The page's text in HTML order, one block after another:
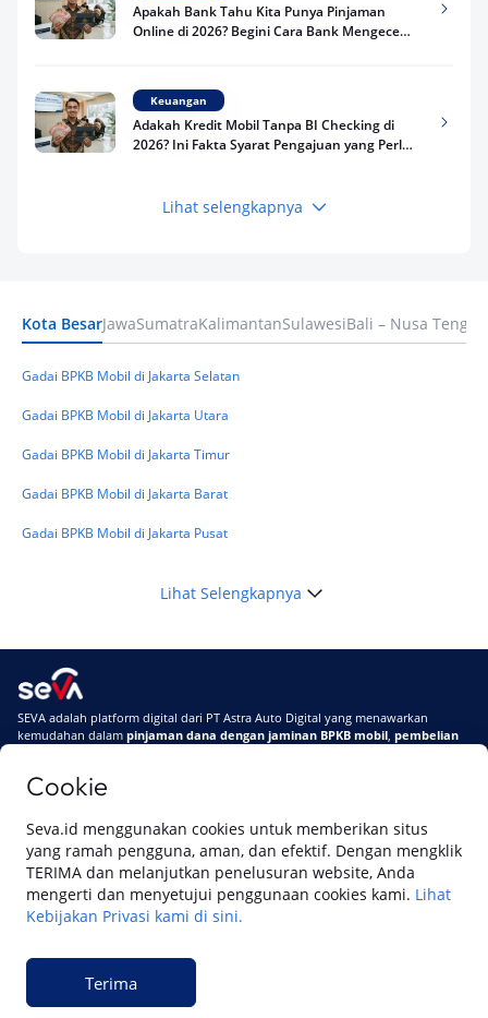
Cookie
Seva.id menggunakan cookies untuk memberikan situs
yang ramah pengguna, aman, dan efektif. Dengan mengklik
TERIMA dan melanjutkan penelusuran website, Anda
mengerti dan menyetujui penggunaan cookies kami. Lihat
Kebijakan Privasi kami di sini.
Terima
Apakah Bank Tahu Kita Punya Pinjaman
Online di 2026? Begini Cara Bank Mengecek
Keuangan
Adakah Kredit Mobil Tanpa BI Checking di
2026? Ini Fakta Syarat Pengajuan yang Perlu
Keuangan
Keuangan
Masuk BI Checking? Simak Peraturan
Lihat selengkapnya
Kota BesarJawaSumatraKalimantanSulawesiBali – Nusa
Gadai BPKB Mobil di Jakarta Selatan
Gadai BPKB Mobil di Jakarta Utara
Gadai BPKB Mobil di Jakarta Timur
Gadai BPKB Mobil di Jakarta Barat
Gadai BPKB Mobil di Jakarta Pusat
Lihat Selengkapnya
SEVA adalah platform digital dari PT Astra Auto Digital yang menawarkan
kemudahan dalam pinjaman dana dengan jaminan BPKB mobil pembelian
Di SEVA, BPKB mobilmu #BisaJadiDuit
Tentang SEVASyarat & Ketentuan
Pemberitahuan Privasi
Website ini dikelola oleh PT Cipta Sedaya Digital Indonesia (CSDI), organisasi
© 2023 Copyright SEVA